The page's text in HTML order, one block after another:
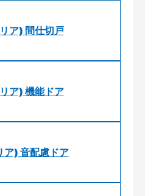
ア) 間仕切戸
ア) 機能ドア
) 音配慮ドア